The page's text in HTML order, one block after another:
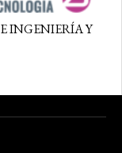
INGENIERÍA Y